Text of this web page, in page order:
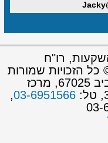
רו"ח
כל הזכויות שמורות
רח' מנחם בגין 132, תל אביב 67025, מרכז
03-6951566
,